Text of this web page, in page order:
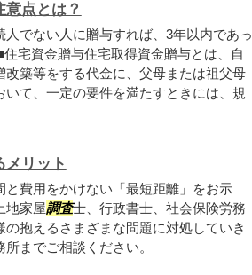
点とは？
でない人に贈与すれば、3年以内であっ
宅資金贈与住宅取得資金贈与とは、自
築等をする代金に、父母または祖父母
て、一定の要件を満たすときには、規
メリット
費用をかけない「最短距離」をお示
地家屋調査士、行政書士、社会保険労務
抱えるさまざまな問題に対処していき
までご相談ください。